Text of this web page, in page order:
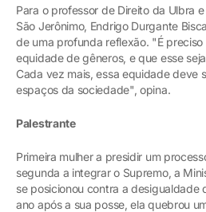
Para o professor de Direito da Ulbra
São Jerônimo, Endrigo Durgante
de uma profunda reflexão. "É
equidade de gêneros, e que esse
Cada vez mais, essa equidade deve
espaços da sociedade", opina.
Palestrante
Primeira mulher a presidir um
segunda a integrar o Supremo, a
se posicionou contra a desigualdade
ano após a sua posse, ela quebrou